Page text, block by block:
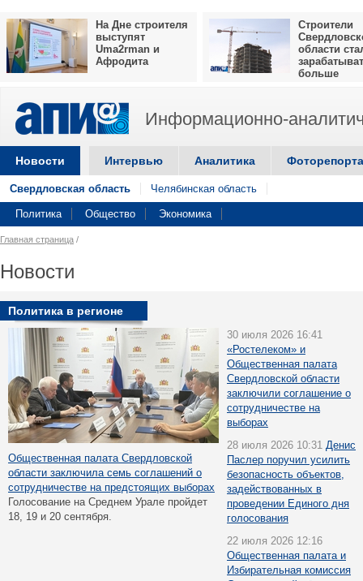
На Дне строителя
выступят
Uma2rman и
Афродита
Строители
области
больше
Информационно-
Новости Интервью Аналитика
Свердловская область Челябинская область
Политика Общество Экономика
Главная страница /
Новости
Политика в регионе
Общественная палата Свердловской
области заключила семь соглашений о
сотрудничестве на предстоящих выборах
Голосование на Среднем Урале пройдет
18, 19 и 20 сентября.
30 июля 2026 16:41
«Ростелеком» и
Общественная палата
Свердловской области
заключили соглашение о
сотрудничестве на
выборах
28 июля 2026 10:31 Денис
Паслер поручил усилить
безопасность объектов,
задействованных в
проведении Единого дня
голосования
22 июля 2026 12:16
Общественная палата и
Избирательная комиссия